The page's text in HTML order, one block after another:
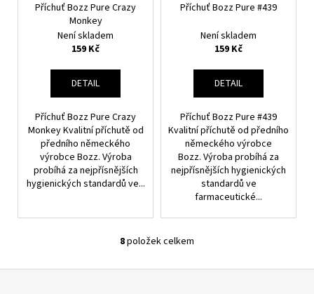
Příchuť Bozz Pure Crazy
Monkey
Není skladem
159 Kč
DETAIL
Příchuť Bozz Pure Crazy
Monkey Kvalitní příchutě od
předního německého
výrobce Bozz. Výroba
probíhá za nejpřísnějších
hygienických standardů ve...
Příchuť Bozz Pure #439
Není skladem
159 Kč
DETAIL
Příchuť Bozz Pure #439
Kvalitní příchutě od předního
německého výrobce
Bozz. Výroba probíhá za
nejpřísnějších hygienických
standardů ve
farmaceutické...
O
V
8položek celkem
Z